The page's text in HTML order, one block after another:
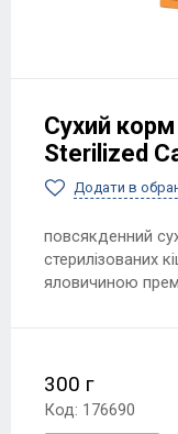
Сухий
Sterilized
Додати в
повсякденний
стерилізованих
яловичиною
300 г
Код: 176690